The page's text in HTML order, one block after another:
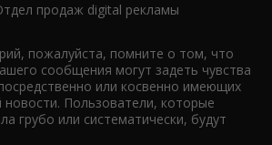
продаж digital рекламы
пожалуйста, помните о том, что
сообщения могут задеть чувства
или косвенно имеющих
Пользователи, которые
грубо или систематически, будут